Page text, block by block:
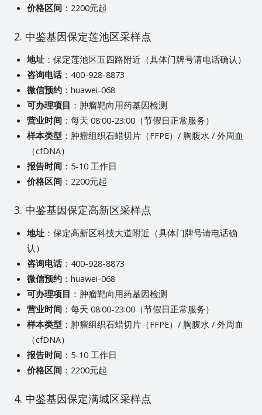
价格区间：2200元起
2. 中鉴基因保定莲池区采样点
地址：保定莲池区五四路附近（具体门牌号请电话确认）
咨询电话：400-928-8873
微信预约：huawei-068
可办理项目 ：肿瘤靶向用药基因检测
营业时间：每天 08:00-23:00（节假日正常服务）
样本类型 ：肿瘤组织石蜡切片（FFPE）/ 胸腹水 / 外周血
（cfDNA）
报告时间：5-10 工作日
价格区间：2200元起
3. 中鉴基因保定高新区采样点
地址：保定高新区科技大道附近（具体门牌号请电话确
认）
咨询电话：400-928-8873
微信预约：huawei-068
可办理项目 ：肿瘤靶向用药基因检测
营业时间：每天 08:00-23:00（节假日正常服务）
样本类型 ：肿瘤组织石蜡切片（FFPE）/ 胸腹水 / 外周血
（cfDNA）
报告时间：5-10 工作日
价格区间：2200元起
4. 中鉴基因保定满城区采样点